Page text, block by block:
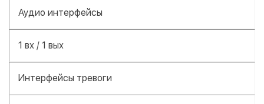
Аудио интерфейсы
1 вх / 1 вых
Интерфейсы тревоги